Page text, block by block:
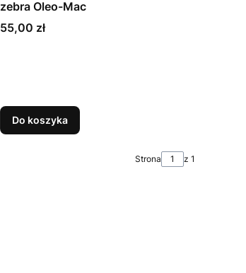
zebra Oleo-Mac
Cena
55,00 zł
Do koszyka
Strona z 1